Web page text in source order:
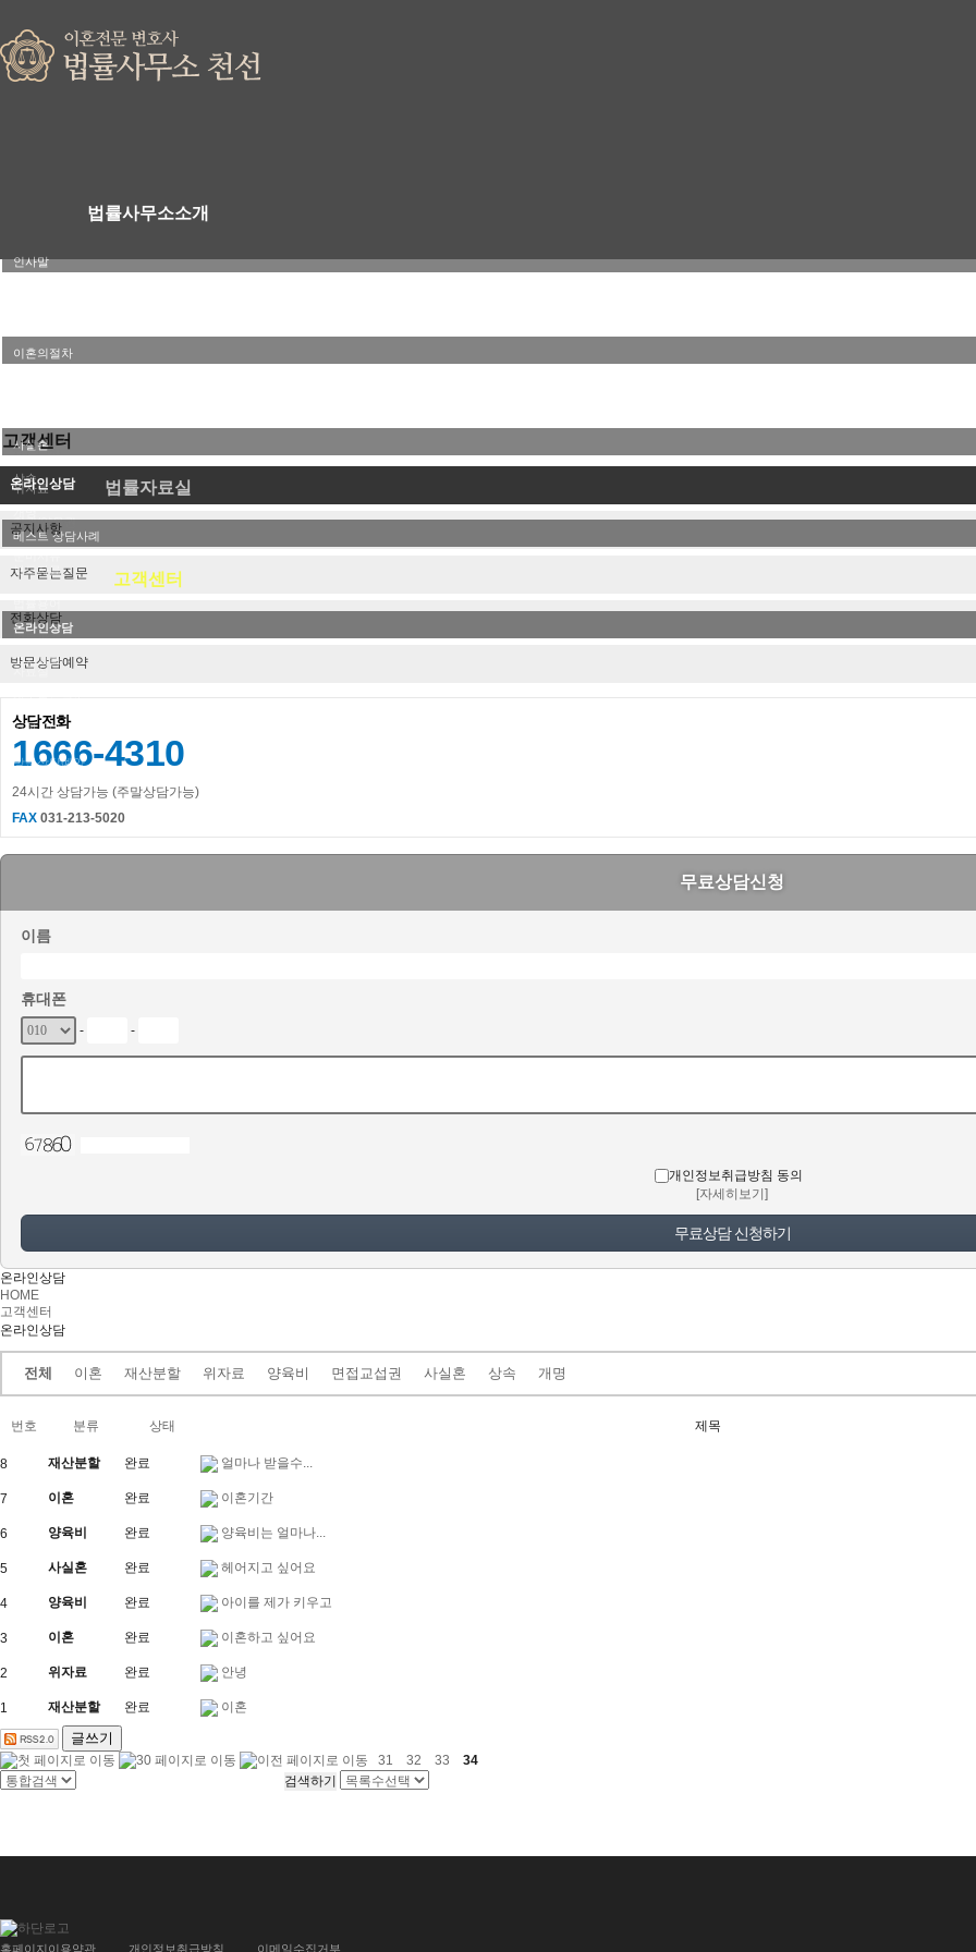
법률사무소소개
인사말
이혼의절차
재산분할
위자료
친권/양육권
사실혼
상속 법률자료실
베스트 상담사례
보도자료
법률판례
자료실
고객센터
온라인상담
공지사항
자주묻는질문
전화상담
방문상담예약
고객센터
온라인상담
공지사항
자주묻는질문
전화상담
방문상담예약
상담전화
1666-4310
24시간 상담가능 (주말상담가능)
FAX 031-213-5020
무료상담신청
이름
휴대폰
- -
개인정보취급방침 동의
[자세히보기]
온라인상담
HOME
고객센터
온라인상담
전체 이혼 재산분할 위자료 양육비 면접교섭권 사실혼 상속 개명
번호 분류 상태 제목
8 재산분할 완료 얼마나 받을수...
7 이혼 완료 이혼기간
6 양육비 완료 양육비는 얼마나...
5 사실혼 완료 헤어지고 싶어요
4 양육비 완료 아이를 제가 키우고
3 이혼 완료 이혼하고 싶어요
2 위자료 완료 안녕
1 재산분할 완료 이혼
글쓰기
31 32 33 34
홈페이지이용약관 개인정보취급방침 이메일수집거부